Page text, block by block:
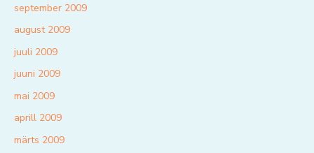
september 2009
august 2009
juuli 2009
juuni 2009
mai 2009
aprill 2009
märts 2009